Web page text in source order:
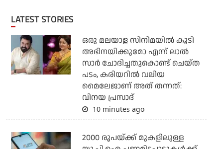
LATEST STORIES
ഒരു മലയാള സിനിമയില്‍ കൂടി
അഭിനയിക്കുമോ എന്ന് ലാല്‍
സാര്‍ ചോദിച്ചതുകൊണ്ട് ചെയ്ത
പടം, കരിയറില്‍ വലിയ
മൈലേജാണ് അത് തന്നത്:
വിനയ പ്രസാദ്
10 minutes ago
2000 രൂപയ്ക്ക് മുകളിലുള്ള